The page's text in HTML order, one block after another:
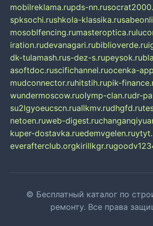
mobilreklama.rupds-nn.ru
spksochi.rushkola-klassika.ru
mosoblfencing.rumasteroptica.ru
iration.rudevanagari.rubiblioverde.ru
dk-tulamash.rus-dez-s.rupeysok.ru
asoftdoc.ruscifichannel.ruocenka-
mudconnector.ruhitstih.rupik-
wundermoscow.ruolymp-clan.rudr-
su2lgyoeucscn.ruallkmv.rudhgfd.ru
netoen.ruweb-digest.ru
kuper-dostavka.ruedemvgelen.ru
everafterclub.orgkirillkgr.ru
© Бесплатный каталог по
ремонту. Все права